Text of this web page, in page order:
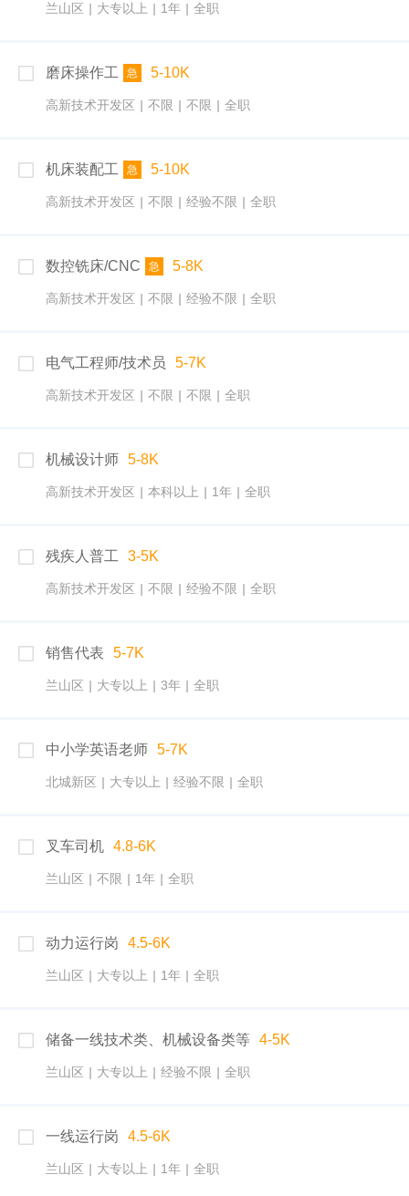
兰山区 | 大专以上 | 1年 | 全职
磨床操作工 急 5-10K
高新技术开发区 | 不限 | 不限 | 全职
机床装配工 急 5-10K
高新技术开发区 | 不限 | 经验不限 | 全职
数控铣床/CNC 急 5-8K
高新技术开发区 | 不限 | 经验不限 | 全职
电气工程师/技术员 5-7K
高新技术开发区 | 不限 | 不限 | 全职
机械设计师 5-8K
高新技术开发区 | 本科以上 | 1年 | 全职
残疾人普工 3-5K
高新技术开发区 | 不限 | 经验不限 | 全职
销售代表 5-7K
兰山区 | 大专以上 | 3年 | 全职
中小学英语老师 5-7K
北城新区 | 大专以上 | 经验不限 | 全职
叉车司机 4.8-6K
兰山区 | 不限 | 1年 | 全职
动力运行岗 4.5-6K
兰山区 | 大专以上 | 1年 | 全职
储备一线技术类、机械设备类等 4-5K
兰山区 | 大专以上 | 经验不限 | 全职
一线运行岗 4.5-6K
兰山区 | 大专以上 | 1年 | 全职